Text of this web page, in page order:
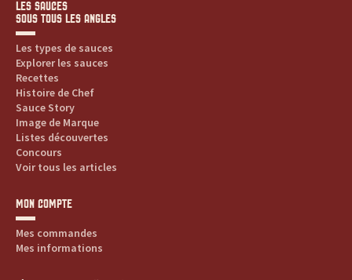
LES SAUCES
SOUS TOUS LES ANGLES
Les types de sauces
Explorer les sauces
Recettes
Histoire de Chef
Sauce Story
Image de Marque
Listes découvertes
Concours
Voir tous les articles
MON COMPTE
Mes commandes
Mes informations